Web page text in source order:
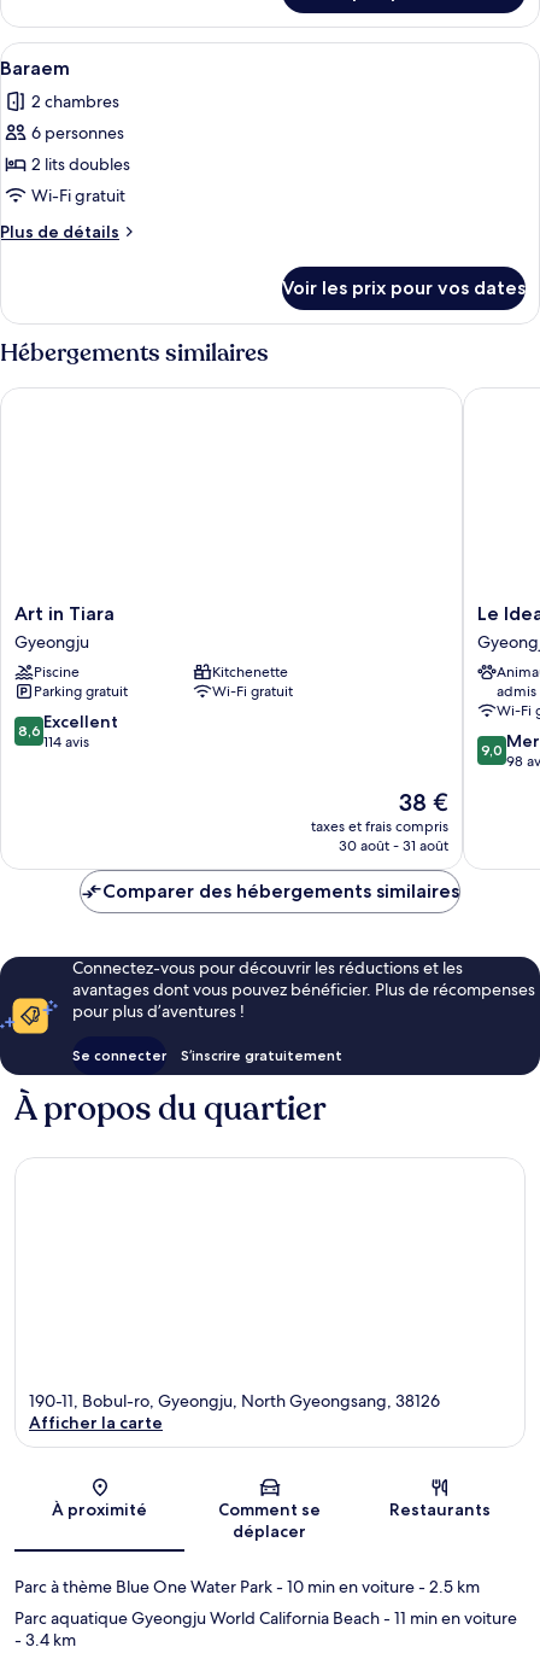
Somang
le
type
de
Somang
Afficher
toutes
les
photos
pour
ce
type
de
Baraem
Une pièce spacieuse avec une
5
Baraem
2 chambres
6 personnes
2 lits doubles
Wi-Fi gratuit
Plus de détails
Plus
le
type
de
chambre
Baraem
Voir les prix pour vos dates
Hébergements similaires
Art
in
Tiara
Gyeongju
Art in Tiara
Gyeongju
Piscine
Kitchenette
Parking gratuit
Wi-Fi gratuit
8.6
sur
8,6 Excellent
114 avis
Le
nouveau
prix
de
38 €
taxes et frais compris
30 août - 31 août
Art in Tiara
Le
Idea
Hotel
Le
admis
Wi-Fi
9.0
sur
9,0
98
Le Idea
Comparer des hébergements similaires
Connectez-vous pour découvrir les réductions et les
avantages dont vous pouvez bénéficier. Plus de récompenses
pour plus d’aventures !
Se connecter S’inscrire gratuitement
À propos du quartier
Carte
190-11, Bobul-ro, Gyeongju, North Gyeongsang, 38126
Afficher la carte
À proximité
Comment se
déplacer
Restaurants
Parc à thème Blue One Water Park- 10 min en voiture- 2.5 km
Parc aquatique Gyeongju World California Beach- 11 min en voiture
- 3.4 km